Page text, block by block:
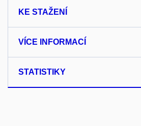
KE STAŽENÍ
VÍCE INFORMACÍ
STATISTIKY